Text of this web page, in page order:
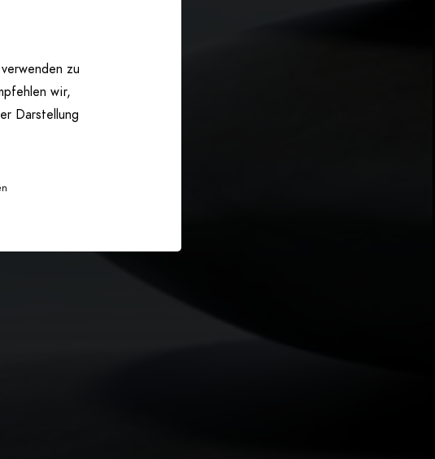
zu
wir,
Darstellung